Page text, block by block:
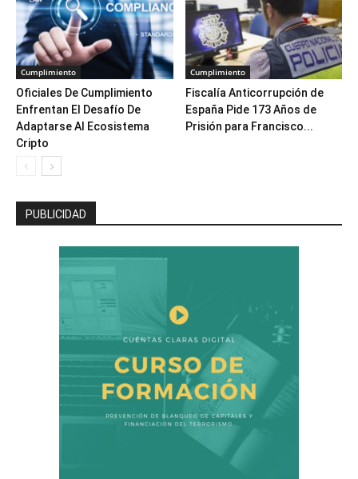
Cumplimiento
Oficiales De Cumplimiento
Enfrentan El Desafío De
Adaptarse Al Ecosistema
Cripto
Cumplimiento
Fiscalía Anticorrupción de
España Pide 173 Años de
Prisión para Francisco...
PUBLICIDAD